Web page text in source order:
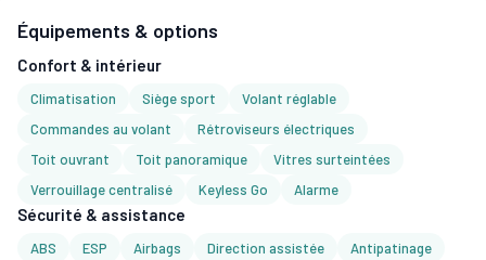
Équipements & options
Confort & intérieur
Climatisation Siège sport
Volant réglable
Commandes au volant
Rétroviseurs électriques
Toit ouvrant
Toit panoramique
Vitres surteintées
Verrouillage centralisé
Keyless Go Alarme
Sécurité & assistance
ABS ESP Airbags Direction assistée Antipatinage